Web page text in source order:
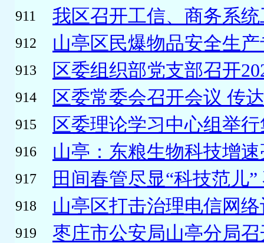
911 我区召开工信、商务系
912 山亭区民爆物品安全生
913 区委组织部党支部召开
914 区委常委会召开会议 传
915 区委理论学习中心组举
916 山亭：东粮生物科技增
917 田间春管尽显“科技范儿
918 山亭区打击治理电信网
919 枣庄市公安局山亭分局